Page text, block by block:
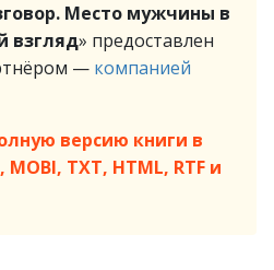
Место мужчины в
взгляд» предоставлен
— компанией
версию книги в
TXT, HTML, RTF и